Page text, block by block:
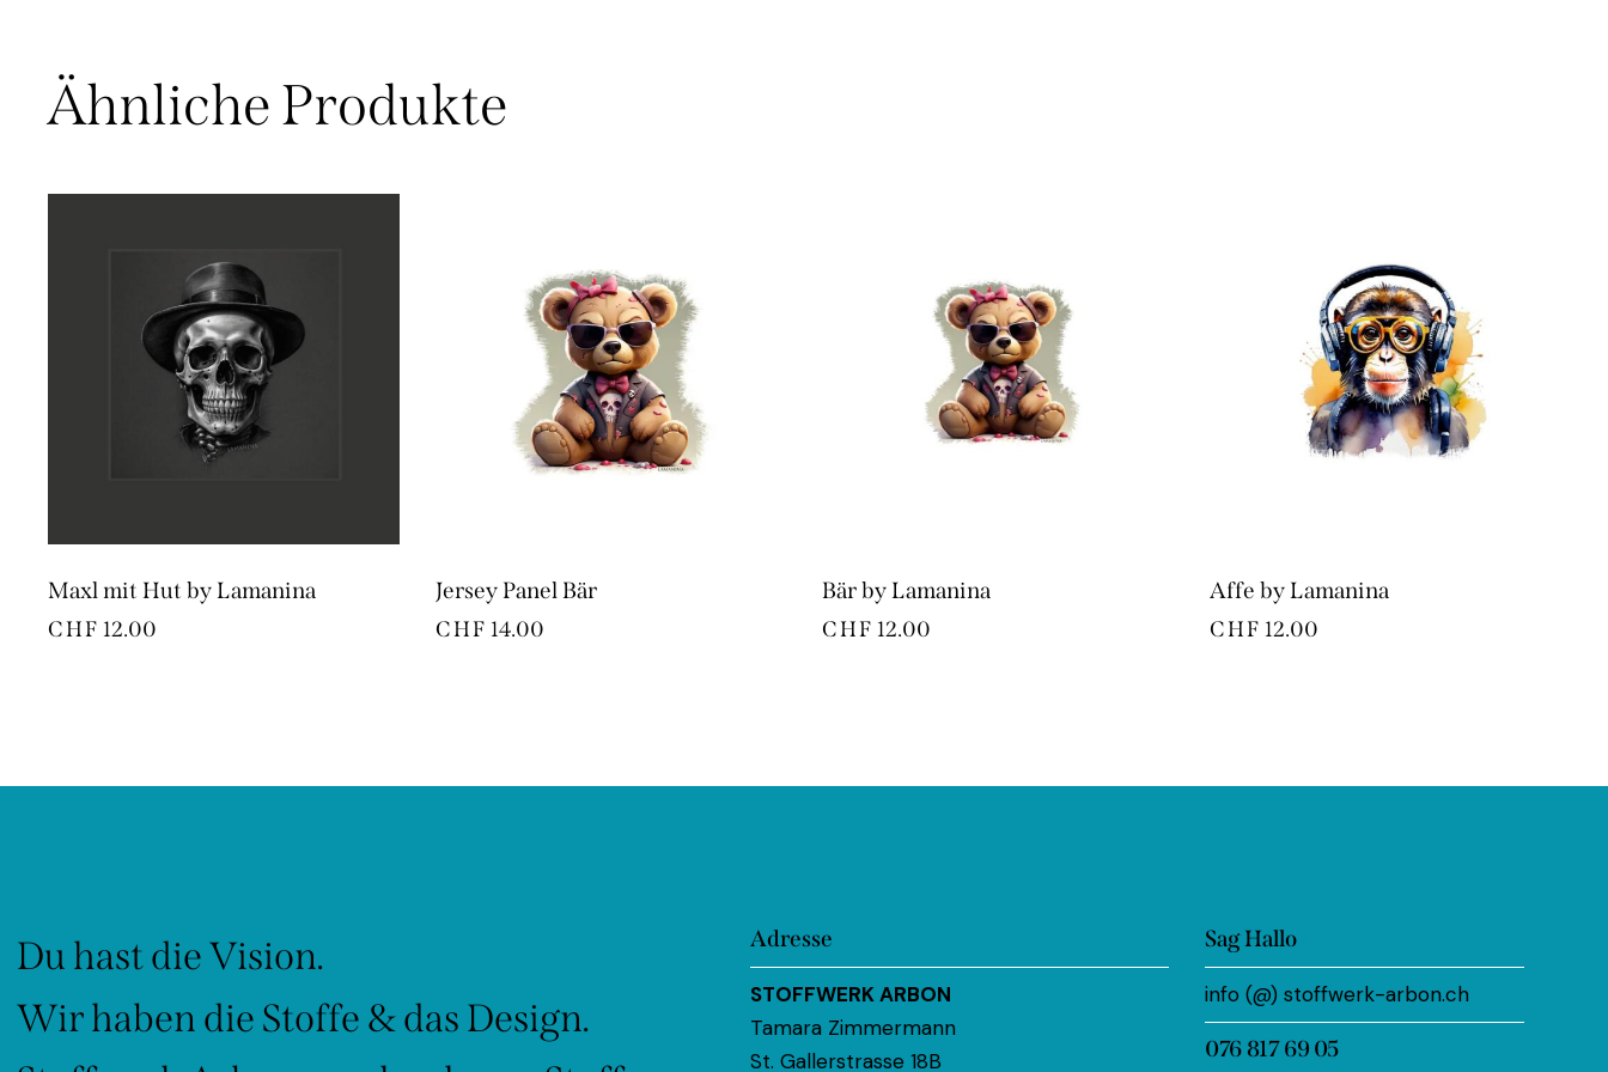
Ähnliche Produkte
Maxl mit Hut by Lamanina
CHF 12.00
Jersey Panel Bär
CHF 14.00
Bär by Lamanina
CHF 12.00
Affe by Lamanina
CHF 12.00
Du hast die Vision.
Wir haben die Stoffe & das Design.
Adresse
STOFFWERK ARBON
Tamara Zimmermann
St. Gallerstrasse 18B
Sag Hallo
info (@) stoffwerk-arbon.ch
076 817 69 05